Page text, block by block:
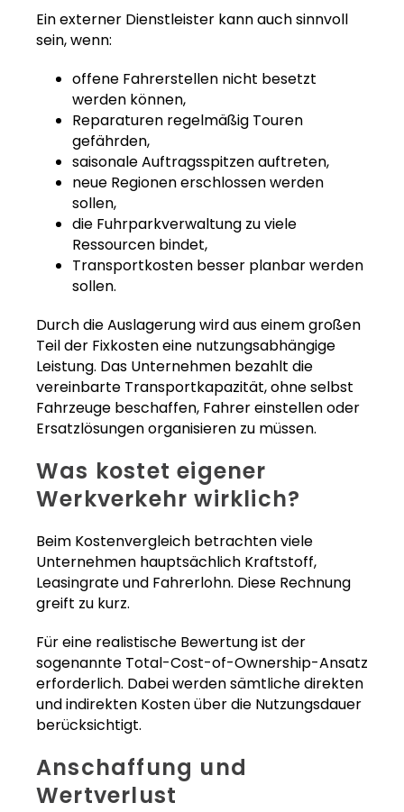
Ein externer Dienstleister kann auch sinnvoll
sein, wenn:
offene Fahrerstellen nicht besetzt
werden können,
Reparaturen regelmäßig Touren
gefährden,
saisonale Auftragsspitzen auftreten,
neue Regionen erschlossen werden
sollen,
die Fuhrparkverwaltung zu viele
Ressourcen bindet,
Transportkosten besser planbar werden
sollen.
Durch die Auslagerung wird aus einem großen
Teil der Fixkosten eine nutzungsabhängige
Leistung. Das Unternehmen bezahlt die
vereinbarte Transportkapazität, ohne selbst
Fahrzeuge beschaffen, Fahrer einstellen oder
Ersatzlösungen organisieren zu müssen.
Was kostet eigener
Werkverkehr wirklich?
Beim Kostenvergleich betrachten viele
Unternehmen hauptsächlich Kraftstoff,
Leasingrate und Fahrerlohn. Diese Rechnung
greift zu kurz.
Für eine realistische Bewertung ist der
sogenannte Total-Cost-of-Ownership-Ansatz
erforderlich. Dabei werden sämtliche direkten
und indirekten Kosten über die Nutzungsdauer
berücksichtigt.
Anschaffung und
Wertverlust